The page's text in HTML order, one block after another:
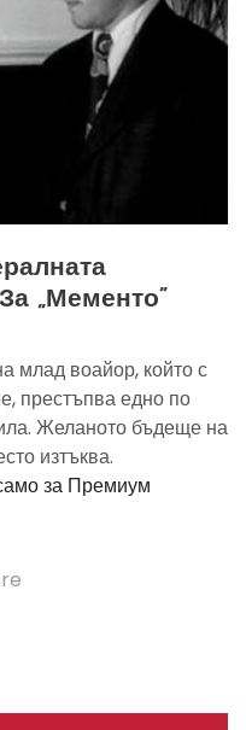
„Мементо”
млад воайор, който с
престъпва едно по
Желаното бъдеще на
изтъква.
за Премиум